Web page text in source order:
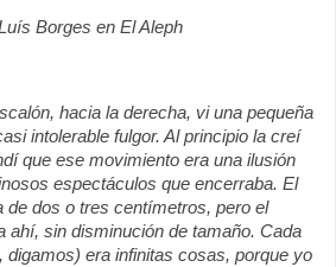
Borges en El Aleph
hacia la derecha, vi una pequeña
intolerable fulgor. Al principio la creí
que ese movimiento era una ilusión
espectáculos que encerraba. El
de dos o tres centímetros, pero el
ahí, sin disminución de tamaño. Cada
digamos) era infinitas cosas, porque yo